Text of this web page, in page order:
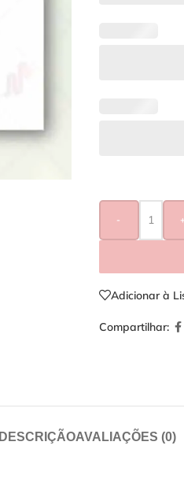
- +
Adicionar à
Compartilhar:
DESCRIÇÃOAVALIAÇÕES (0)